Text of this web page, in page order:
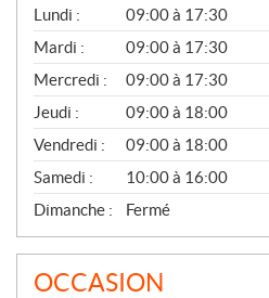
G
É
N
É
R
A
L
Lundi :
09:00 à 17:30
Mardi :
09:00 à 17:30
Mercredi :
09:00 à 17:30
Jeudi :
09:00 à 18:00
Vendredi :
09:00 à 18:00
Samedi :
10:00 à 16:00
Dimanche :
Fermé
OCCASION